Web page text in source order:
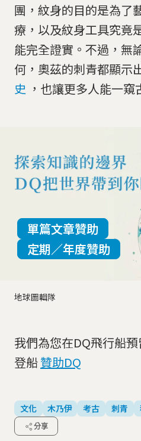
團，紋身的目的是為了
療，以及紋身工具究竟
能完全證實。不過，無
何，奧茲的刺青都顯示
史 ，也讓更多人能一窺
地球圖輯隊
單篇文章贊助
定期／年度贊助
我們為您在DQ飛行船
登船贊助DQ
文化 木乃伊 考古 刺青
分享